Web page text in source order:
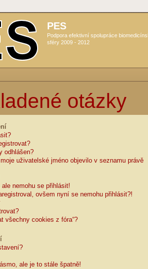
PES
Podpora efektivní spolupráce
sféry 2009 - 2012
otázky
odhlášen?
uživatelské jméno objevilo v seznamu právě
nemohu se přihlásit!
ovšem nyní se nemohu přihlásit?!
všechny cookies z fóra“?
ale je to stále špatně!